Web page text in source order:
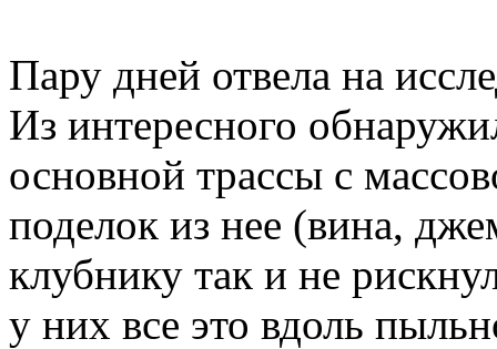
Пару дней отвела на
Из интересного
основной трассы с
поделок из нее (вина,
клубнику так и не
у них все это вдоль